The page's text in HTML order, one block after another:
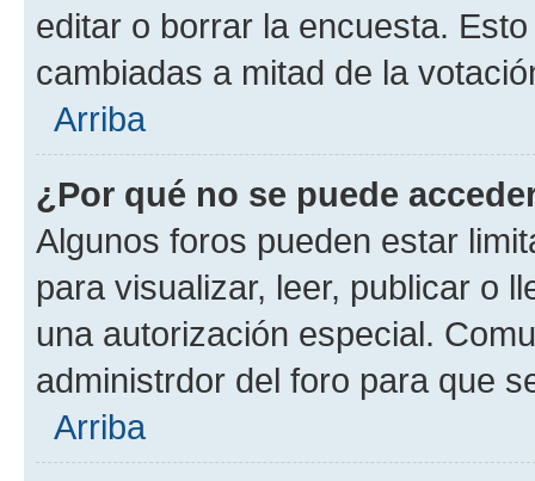
editar o borrar la encuesta.
cambiadas a mitad de la
Arriba
¿Por qué no se puede
Algunos foros pueden estar
para visualizar, leer, publicar o
una autorización especial.
administrdor del foro para que
Arriba